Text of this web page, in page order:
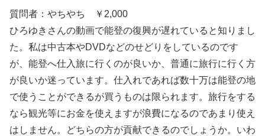
質問者：やちやち ￥2,000
ひろゆきさんの動画で能登の復興が遅れていると知りまし
た。私は中古本やDVDなどのせどりをしているのです
が、能登へ仕入旅に行くのが良いか、普通に旅行に行く方
が良いか迷っています。仕入れであれば数十万は能登の地
で使うことができるが買うものは限られます。旅行をする
なら観光等にお金を使えますが浪費になるのであまり使え
はしません。どちらの方が貢献できるのでしょうか。いわ